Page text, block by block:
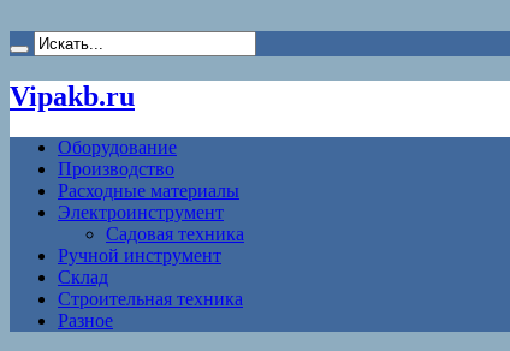
Vipakb.ru
Оборудование
Производство
Расходные материалы
Электроинструмент
Садовая техника
Ручной инструмент
Склад
Строительная техника
Разное